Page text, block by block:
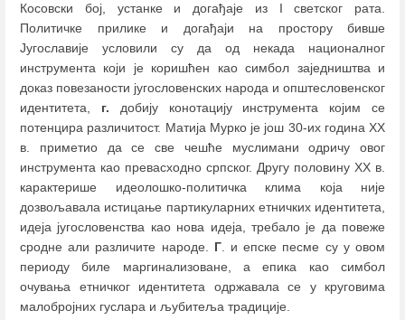
Косовски бој, устанке и догађаје из I светског рата.
Политичке прилике и догађаји на простору бивше
Југославије условили су да од некада националног
инструмента који је коришћен као симбол заједништва и
доказ повезаности југословенских народа и општесловенског
идентитета, г. добију конотацију инструмента којим се
потенцира различитост. Матија Мурко је још 30-их година XX
в. приметио да се све чешће муслимани одричу овог
инструмента као превасходно српског. Другу половину XX в.
карактерише идеолошко-политичка клима која није
дозвољавала истицање партикуларних етничких идентитета,
идеја југословенства као нова идеја, требало је да повеже
сродне али различите народе. Г. и епске песме су у овом
периоду биле маргинализоване, а епика као симбол
очувања етничког идентитета одржавала се у круговима
малобројних гуслара и љубитеља традиције.